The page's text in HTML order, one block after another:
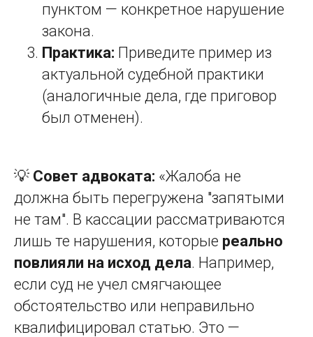
пунктом — конкретное нарушение
закона.
Практика: Приведите пример из
актуальной судебной практики
(аналогичные дела, где приговор
был отменен).
💡 Совет адвоката: «Жалоба не
должна быть перегружена "запятыми
не там". В кассации рассматриваются
лишь те нарушения, которые реально
повлияли на исход дела. Например,
если суд не учел смягчающее
обстоятельство или неправильно
квалифицировал статью. Это —